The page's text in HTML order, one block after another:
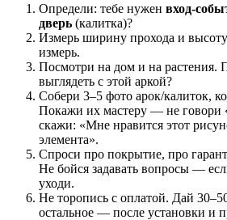
Определи: тебе нужен вход-
дверь (калитка)?
Измерь ширину прохода и
измерь.
Посмотри на дом и на растения.
выглядеть с этой аркой?
Собери 3–5 фото арок/калиток,
Покажи их мастеру — не говори
скажи: «Мне нравится этот
элемента».
Спроси про покрытие, про
Не бойся задавать вопросы —
уходи.
Не торопись с оплатой. Дай
остальное — после установки и